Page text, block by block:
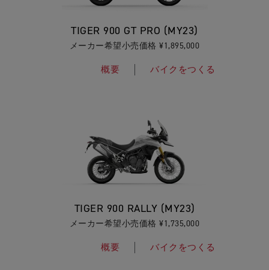
TIGER 900 GT PRO (MY23)
メーカー希望小売価格 ¥1,895,000
概要 バイクをつくる
TIGER 900 RALLY (MY23)
メーカー希望小売価格 ¥1,735,000
概要 バイクをつくる